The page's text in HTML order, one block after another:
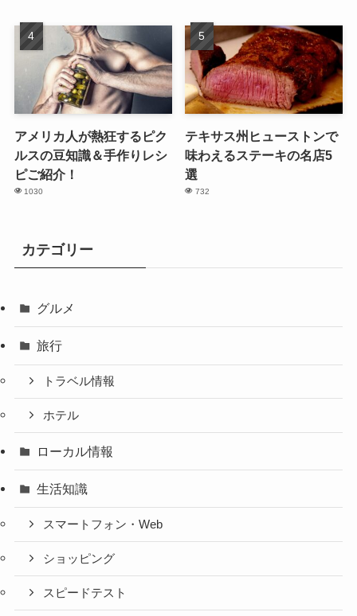
アメリカ人が熱狂するピク
ルスの豆知識＆手作りレシ
ピご紹介！
1030
テキサス州ヒューストンで
味わえるステーキの名店5
選
732
カテゴリー
グルメ
旅行
トラベル情報
ホテル
ローカル情報
生活知識
スマートフォン・Web
ショッピング
スピードテスト